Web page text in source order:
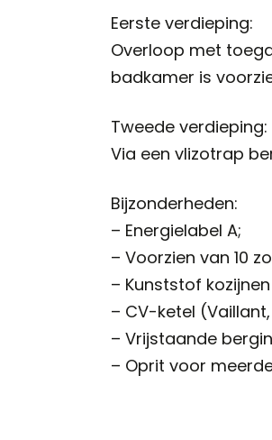
Eerste verdieping:
Overloop met
badkamer is
Tweede verdieping:
Via een vlizotrap
Bijzonderheden:
– Energielabel A;
– Voorzien van 10
– Kunststof
– CV-ketel
– Vrijstaande
– Oprit voor